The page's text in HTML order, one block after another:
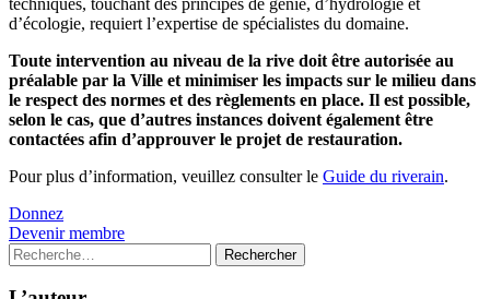
d’écologie, requiert l’expertise de spécialistes du domaine.
Toute intervention au niveau de la rive doit être autorisée au
préalable par la Ville et minimiser les impacts sur le milieu dans
le respect des normes et des règlements en place. Il est possible,
selon le cas, que d’autres instances doivent également être
contactées afin d’approuver le projet de restauration.
Pour plus d’information, veuillez consulter le Guide du riverain.
Donnez
Devenir membre
Rechercher :